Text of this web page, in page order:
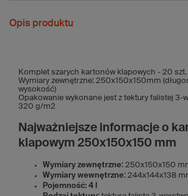
Opis produktu
Komplet szarych kartonów klapowych - 20 szt.
Wymiary zewnętrzne: 250x150x150mm
wysokość)
Opakowanie wykonane jest z tektury falistej 3-
320 g/m2
Najważniejsze informacje o
klapowym 250x150x150 mm
Wymiary zewnętrzne: 250x150x150
Wymiary wewnętrzne: 244x144x138
Pojemność: 4 l